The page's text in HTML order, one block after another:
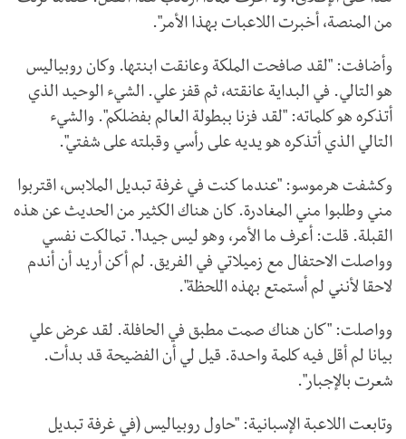
من المنصة، أخبرت اللاعبات بهذا الأمر".
وأضافت: "لقد صافحت الملكة وعانقت ابنتها. وكان روبياليس
هو التالي. في البداية عانقته، ثم قفز علي. الشيء الوحيد الذي
أتذكره هو كلماته: "لقد فزنا ببطولة العالم بفضلكم". والشيء
التالي الذي أتذكره هو يديه على رأسي وقبلته على شفتي".
وكشفت هرموسو: "عندما كنت في غرفة تبديل الملابس، اقتربوا
مني وطلبوا مني المغادرة. كان هناك الكثير من الحديث عن هذه
القبلة. قلت: أعرف ما الأمر، وهو ليس جيدا". تمالكت نفسي
وواصلت الاحتفال مع زميلاتي في الفريق. لم أكن أريد أن أندم
لاحقا لأنني لم أستمتع بهذه اللحظة".
وواصلت: "كان هناك صمت مطبق في الحافلة. لقد عرض علي
بيانا لم أقل فيه كلمة واحدة. قيل لي أن الفضيحة قد بدأت.
شعرت بالإجبار".
وتابعت اللاعبة الإسبانية: "حاول روبياليس (في غرفة تبديل